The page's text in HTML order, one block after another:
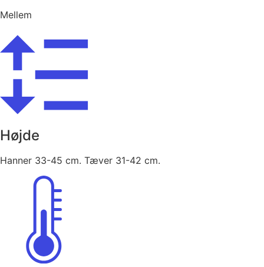
Mellem
Højde
Hanner 33-45 cm. Tæver 31-42 cm.